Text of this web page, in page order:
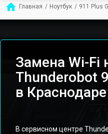
Главная / Ноутбук / 911 Plus
Замена Wi-Fi
Thunderobot
в Краснодаре
В сервисном центре